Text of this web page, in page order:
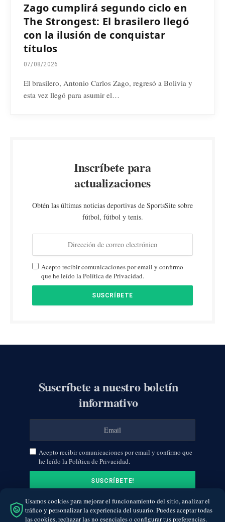
Zago cumplirá segundo ciclo en
The Strongest: El brasilero llegó
con la ilusión de conquistar
títulos
07/08/2026
El brasilero, Antonio Carlos Zago, regresó a Bolivia y
esta vez llegó para asumir el…
Inscríbete para
actualizaciones
Obtén las últimas noticias deportivas de SportsSite sobre
fútbol, fútbol y tenis.
Acepto recibir comunicaciones por email y confirmo
que he leído la Política de Privacidad.
Suscríbete a nuestro boletín
informativo
Acepto recibir comunicaciones por email y confirmo que
he leído la Política de Privacidad.
Usamos cookies para mejorar el funcionamiento del sitio, analizar el
tráfico y personalizar la experiencia del usuario. Puedes aceptar todas
las cookies, rechazar las no esenciales o configurar tus preferencias.